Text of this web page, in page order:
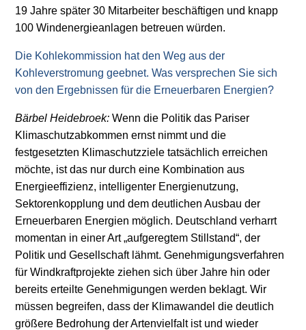
19 Jahre später 30 Mitarbeiter beschäftigen und knapp
100 Windenergieanlagen betreuen würden.
Die Kohlekommission hat den Weg aus der
Kohleverstromung geebnet. Was versprechen Sie sich
von den Ergebnissen für die Erneuerbaren Energien?
Bärbel Heidebroek: Wenn die Politik das Pariser
Klimaschutzabkommen ernst nimmt und die
festgesetzten Klimaschutzziele tatsächlich erreichen
möchte, ist das nur durch eine Kombination aus
Energieeffizienz, intelligenter Energienutzung,
Sektorenkopplung und dem deutlichen Ausbau der
Erneuerbaren Energien möglich. Deutschland verharrt
momentan in einer Art „aufgeregtem Stillstand“, der
Politik und Gesellschaft lähmt. Genehmigungsverfahren
für Windkraftprojekte ziehen sich über Jahre hin oder
bereits erteilte Genehmigungen werden beklagt. Wir
müssen begreifen, dass der Klimawandel die deutlich
größere Bedrohung der Artenvielfalt ist und wieder